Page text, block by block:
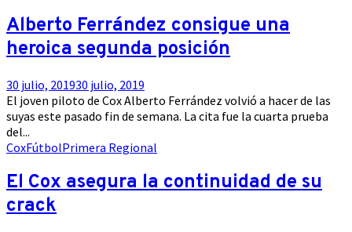
Alberto Ferrández consigue una
heroica segunda posición
30 julio, 201930 julio, 2019
El joven piloto de Cox Alberto Ferrández volvió a hacer de las
suyas este pasado fin de semana. La cita fue la cuarta prueba
del...
CoxFútbolPrimera Regional
El Cox asegura la continuidad de su
crack